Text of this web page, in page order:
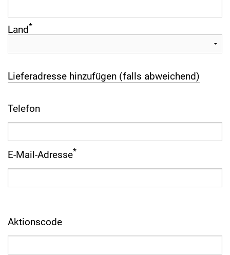
Land*
Lieferadresse hinzufügen (falls abweichend)
Telefon
E-Mail-Adresse*
Aktionscode